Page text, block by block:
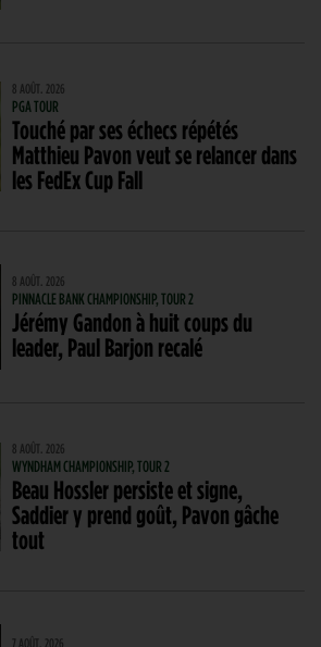
8 AOÛT. 2026
PGA TOUR
Touché par ses échecs répétés
Matthieu Pavon veut se relancer dans
les FedEx Cup Fall
8 AOÛT. 2026
PINNACLE BANK CHAMPIONSHIP, TOUR 2
Jérémy Gandon à huit coups du
leader, Paul Barjon recalé
8 AOÛT. 2026
WYNDHAM CHAMPIONSHIP, TOUR 2
Beau Hossler persiste et signe,
Saddier y prend goût, Pavon gâche
tout
7 AOÛT. 2026